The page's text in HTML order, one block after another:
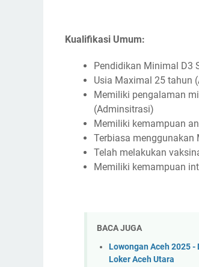
Kualifikasi Umum:
Pendidikan Minimal D3
Usia Maximal 25 tahun
Memiliki pengalaman
(Adminsitrasi)
Memiliki kemampuan
Terbiasa menggunakan
Telah melakukan
Memiliki kemampuan
BACA JUGA
Lowongan Aceh 2025 -
Loker Aceh Utara